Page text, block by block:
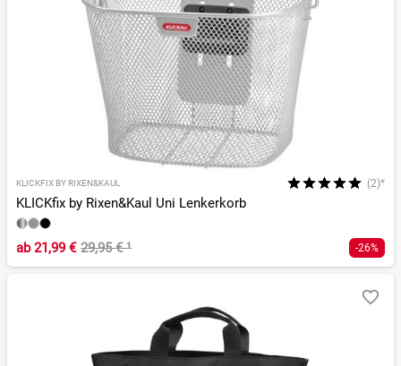
KLICKFIX BY RIXEN&KAUL (2)*
KLICKfix by Rixen&Kaul Uni Lenkerkorb
ab21,99 € 29,95 €¹ -26%